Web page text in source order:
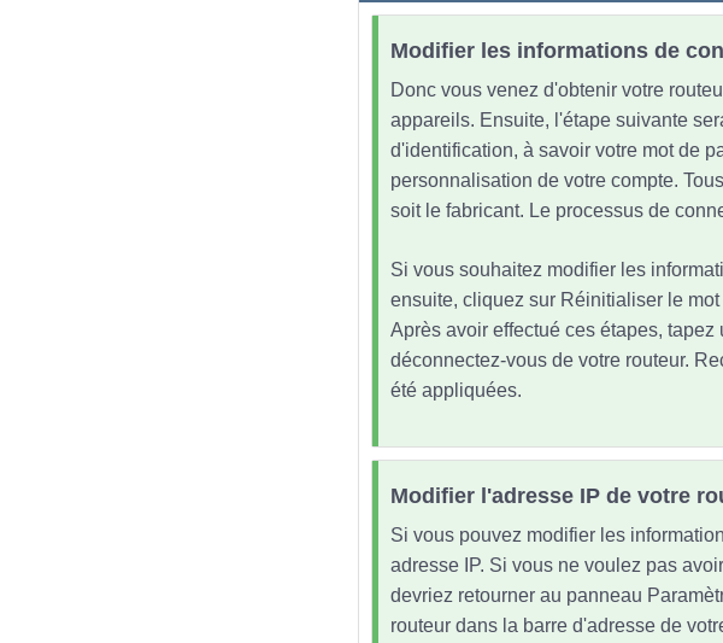
Modifier les informations de
Donc vous venez d'obtenir votre
appareils. Ensuite, l'étape suivante
d'identification, à savoir votre mot de
personnalisation de votre compte.
soit le fabricant. Le processus de
Si vous souhaitez modifier les
ensuite, cliquez sur Réinitialiser le
Après avoir effectué ces étapes,
déconnectez-vous de votre routeur.
été appliquées.
Modifier l'adresse IP de votre
Si vous pouvez modifier les
adresse IP. Si vous ne voulez pas
devriez retourner au panneau
routeur dans la barre d'adresse de